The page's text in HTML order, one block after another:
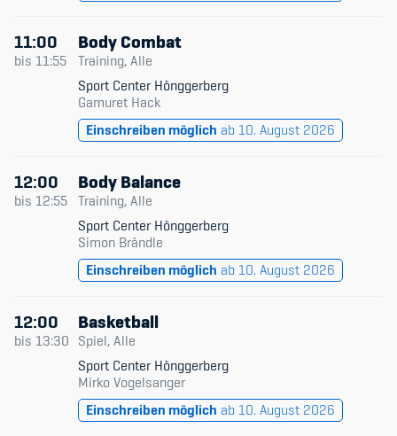
11:00
bis 11:55
Body Combat
Training, Alle
Sport Center Hönggerberg
Gamuret Hack
Einschreiben möglich ab 10. August 2026
12:00
bis 12:55
Body Balance
Training, Alle
Sport Center Hönggerberg
Simon Brändle
Einschreiben möglich ab 10. August 2026
12:00
bis 13:30
Basketball
Spiel, Alle
Sport Center Hönggerberg
Mirko Vogelsanger
Einschreiben möglich ab 10. August 2026